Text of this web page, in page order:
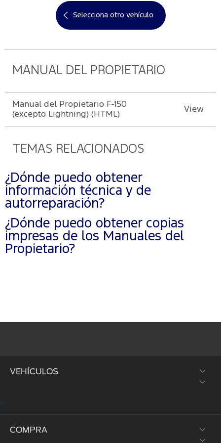
Selecciona otro vehículo
MANUAL DEL PROPIETARIO
Manual del Propietario F-150
(excepto Lightning) (HTML)
View
TEMAS RELACIONADOS
¿Dónde puedo obtener
información técnica y de
autorreparación?
¿Dónde puedo obtener copias
impresas de los Manuales del
Propietario?
VEHÍCULOS
"
COMPRA